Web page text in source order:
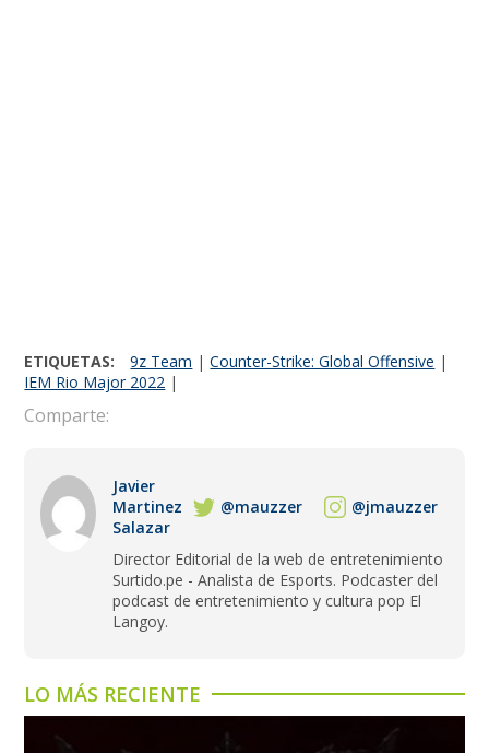
ETIQUETAS: 9z Team |Counter-Strike: Global Offensive |
IEM Rio Major 2022 |
Comparte:
Javier
Martinez
Salazar
@mauzzer @jmauzzer
Director Editorial de la web de entretenimiento
Surtido.pe - Analista de Esports. Podcaster del
podcast de entretenimiento y cultura pop El
Langoy.
LO MÁS RECIENTE